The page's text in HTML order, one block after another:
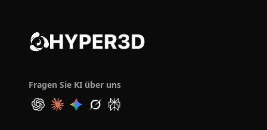
Fragen Sie KI über uns